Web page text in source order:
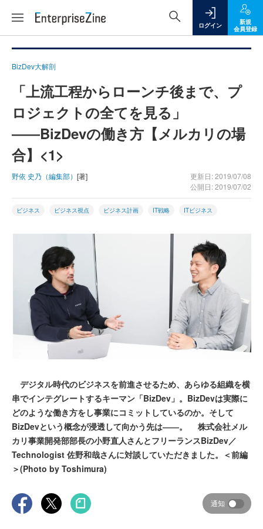
ログイン
新規
会員登録
BizDev大解剖
「上流工程からローンチ後まで、プ
ロジェクトの全てを見る」
――BizDevの働き方【メルカリの場
合】<1>
野依 史乃（編集部） [著]
更新日: 2019/07/08
公開日: 2019/07/02
ビジネス ビジネス視点 ビジネス計画 IT戦略 ITビジネス
デジタル時代のビジネスを前進させるため、あらゆる組織を横
串でインテグレートするキーマン「BizDev」。BizDevは実際に
どのような働き方をし事業にコミットしているのか。そして
BizDevという概念が浸透して向かう先は――。 株式会社メル
カリ事業開発部部長の小野直人さんとフリーランスBizDev／
Technologist 佐野和哉さんに対談していただきました。＜前編
＞(Photo by Toshimura)
通知